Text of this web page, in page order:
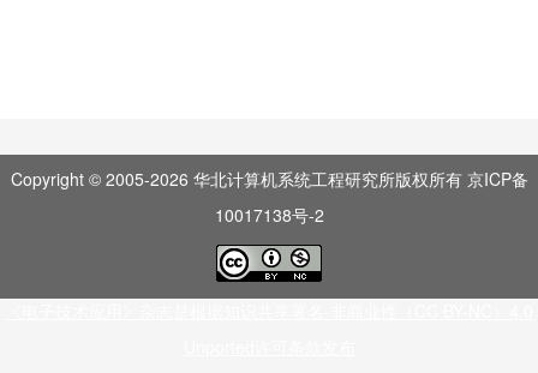
Copyright © 2005-2026 华北计算机系统工程研究所版权所有 京ICP备
10017138号-2